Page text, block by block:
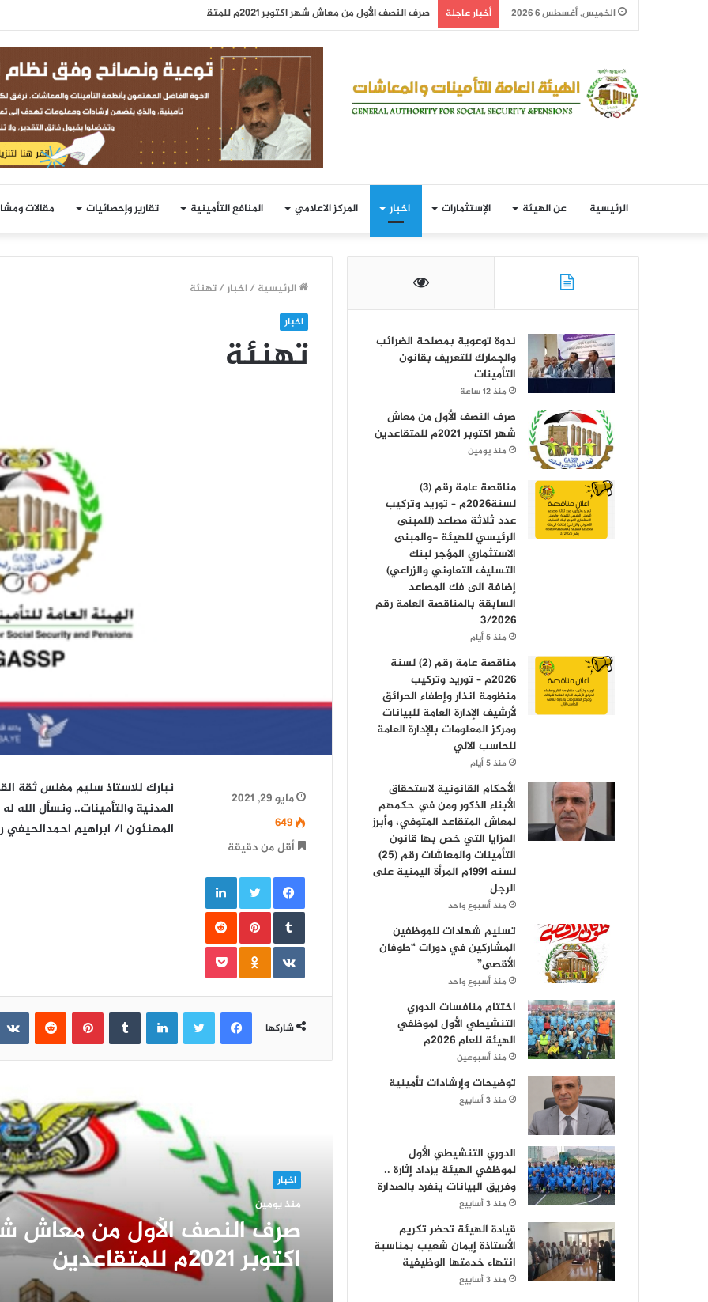
الخميس, أغسطس 6 2026 أخبار عاجلة صرف النصف الأول من معاش شهر اكتوبر 2021م للمتقاعدين
الرئيسية عن الهيئة الإستثمارات اخبار المركز الاعلامي المنافع التأمينية تقارير وإحصائيات مقالات
الرئيسية /اخبار/تهنئة
اخبار
تهنئة
نبارك للاستاذ سليم مغلس ثقة
المدنية والتأمينات.. ونسأل الله
المهنئون ا/ ابراهيم
مايو 29, 2021
649
أقل من دقيقة
فيسبوك تويتر
‏Tumblr
بينتيريست
‏VKontakte
Odnoklassniki
شاركها
فيسبوك لينكدإن بينتيريست
اخبار
منذ يومين
صرف النصف الأول من معاش
اكتوبر 2021م للمتقاعدين
ندوة توعوية بمصلحة الضرائب
والجمارك للتعريف بقانون
التأمينات
منذ 12 ساعة
صرف النصف الأول من معاش
شهر اكتوبر 2021م للمتقاعدين
منذ يومين
مناقصة عامة رقم (3)
لسنة2026م – توريد وتركيب
عدد ثلاثة مصاعد (للمبنى
الرئيسي للهيئة -والمبنى
الاستثماري المؤجر لبنك
التسليف التعاوني والزراعي)
إضافة الى فك المصاعد
السابقة بالمناقصة العامة رقم
3/2026
منذ 5 أيام
مناقصة عامة رقم (2) لسنة
2026م – توريد وتركيب
منظومة انذار وإطفاء الحرائق
لأرشيف الإدارة العامة للبيانات
ومركز المعلومات بالإدارة العامة
للحاسب الالي
منذ 5 أيام
الأحكام القانونية لاستحقاق
الأبناء الذكور ومن في حكمهم
لمعاش المتقاعد المتوفي، وأبرز
المزايا التي خص بها قانون
التأمينات والمعاشات رقم (25)
لسنه 1991م المرأة اليمنية على
الرجل
منذ أسبوع واحد
تسليم شهادات للموظفين
المشاركين في دورات “طوفان
الأقصى”
منذ أسبوع واحد
اختتام منافسات الدوري
التنشيطي الأول لموظفي
الهيئة للعام 2026م
منذ أسبوعين
توضيحات وإرشادات تأمينية
منذ 3 أسابيع
الدوري التنشيطي الأول
لموظفي الهيئة يزداد إثارة ..
وفريق البيانات ينفرد بالصدارة
منذ 3 أسابيع
قيادة الهيئة تحضر تكريم
الأستاذة إيمان شعيب بمناسبة
انتهاء خدمتها الوظيفية
منذ 3 أسابيع